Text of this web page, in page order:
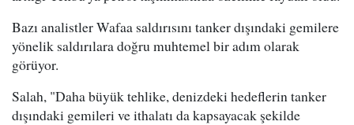
Bazı analistler Wafaa saldırısını tanker dışındaki gemilere
yönelik saldırılara doğru muhtemel bir adım olarak
görüyor.
Salah, "Daha büyük tehlike, denizdeki hedeflerin tanker
dışındaki gemileri ve ithalatı da kapsayacak şekilde